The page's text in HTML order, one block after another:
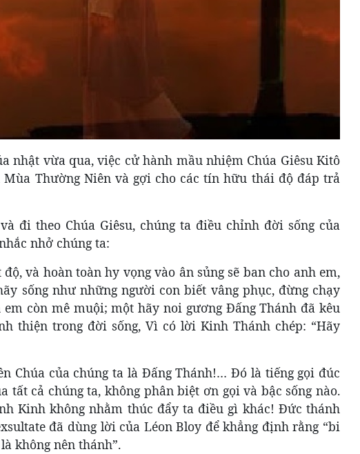
nhật vừa qua, việc cử hành mầu nhiệm Chúa Giêsu Kitô
Thường Niên và gợi cho các tín hữu thái độ đáp trả
đi theo Chúa Giêsu, chúng ta điều chỉnh đời sống của
nhở chúng ta:
và hoàn toàn hy vọng vào ân sủng sẽ ban cho anh em,
sống như những người con biết vâng phục, đừng chạy
còn mê muội; một hãy noi gương Ðấng Thánh đã kêu
thiện trong đời sống, Vì có lời Kinh Thánh chép: “Hãy
Chúa của chúng ta là Đấng Thánh!… Đó là tiếng gọi đúc
cả chúng ta, không phân biệt ơn gọi và bậc sống nào.
Kinh không nhằm thúc đẩy ta điều gì khác! Đức thánh
đã dùng lời của Léon Bloy để khẳng định rằng “bi
không nên thánh”.